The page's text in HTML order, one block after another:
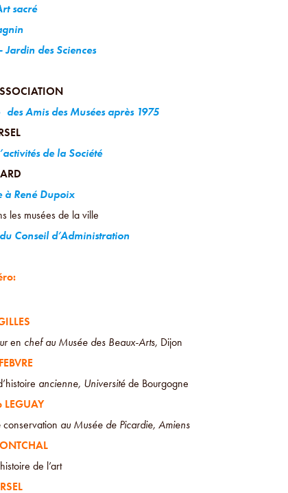
sacré
Jardin des Sciences
des Amis des Musées après 1975
de la Société
à René Dupoix
les musées de la ville
Conseil d’Administration
en chef au Musée des Beaux-Arts, Dijon
ancienne, Universitéde Bourgogne
LEGUAY
conservation au Musée de Picardie, Amiens
de l’art